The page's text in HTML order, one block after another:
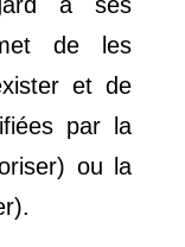
de les
et de
par la
ou la